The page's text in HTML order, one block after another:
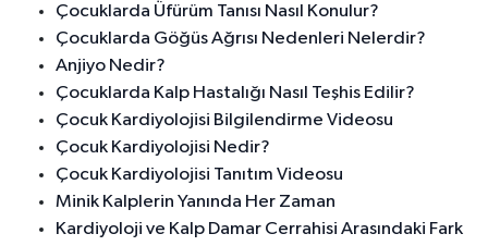
Çocuklarda Üfürüm Tanısı Nasıl Konulur?
Çocuklarda Göğüs Ağrısı Nedenleri Nelerdir?
Anjiyo Nedir?
Çocuklarda Kalp Hastalığı Nasıl Teşhis Edilir?
Çocuk Kardiyolojisi Bilgilendirme Videosu
Çocuk Kardiyolojisi Nedir?
Çocuk Kardiyolojisi Tanıtım Videosu
Minik Kalplerin Yanında Her Zaman
Kardiyoloji ve Kalp Damar Cerrahisi Arasındaki Fark